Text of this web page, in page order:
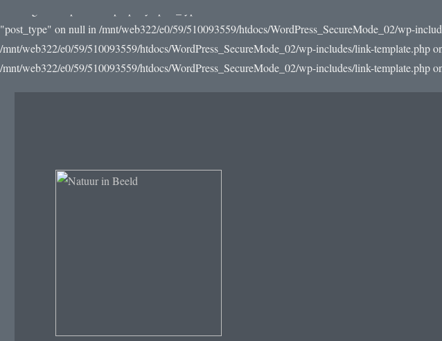
"post_type" on null in /mnt/web322/e0/59/510093559/htdocs/WordPress_SecureMode_02/wp-
/mnt/web322/e0/59/510093559/htdocs/WordPress_SecureMode_02/wp-includes/link-
/mnt/web322/e0/59/510093559/htdocs/WordPress_SecureMode_02/wp-includes/link-template.php